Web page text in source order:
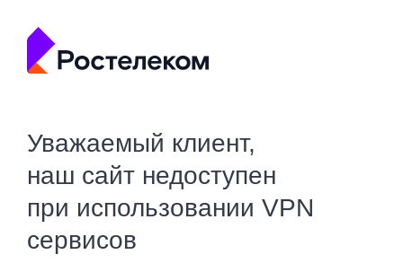
Уважаемый клиент,
наш сайт недоступен
при использовании VPN
сервисов